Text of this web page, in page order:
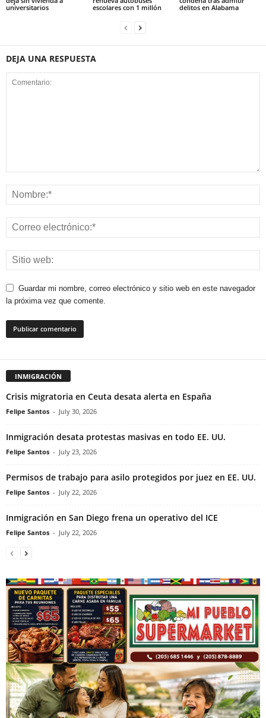
universitarios
escolares con 1 millón
delitos en Alabama
DEJA UNA RESPUESTA
Guardar mi nombre, correo electrónico y sitio web en este navegador
la próxima vez que comente.
INMIGRACIÓN
Crisis migratoria en Ceuta desata alerta en España
Felipe Santos - July 30, 2026
Inmigración desata protestas masivas en todo EE. UU.
Felipe Santos - July 23, 2026
Permisos de trabajo para asilo protegidos por juez en EE. UU.
Felipe Santos - July 22, 2026
Inmigración en San Diego frena un operativo del ICE
Felipe Santos - July 22, 2026